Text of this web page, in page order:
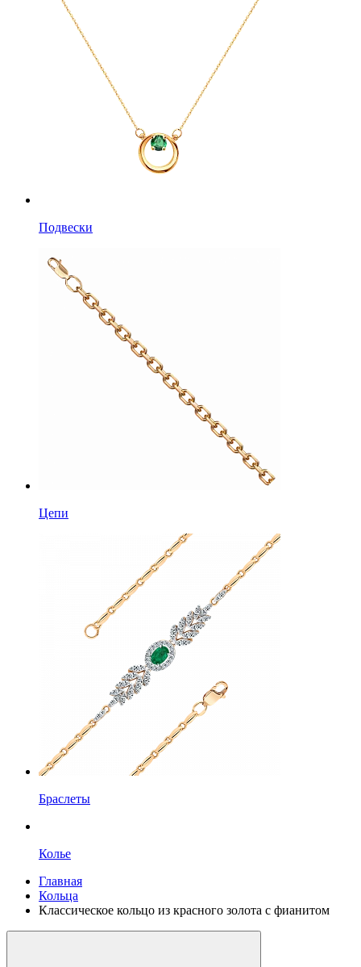
Подвески
Цепи
Браслеты
Колье
Главная
Кольца
Классическое кольцо из красного золота с фианитом